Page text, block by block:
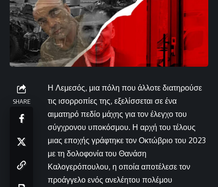
SHARE
Η Λεμεσός, μια πόλη που άλλοτε διατηρούσε
τις ισορροπίες της, εξελίσσεται σε ένα
αιματηρό πεδίο μάχης για τον έλεγχο του
σύγχρονου υποκόσμου. Η αρχή του τέλους
μιας εποχής γράφτηκε τον Οκτώβριο του 2023
με τη δολοφονία του Θανάση
Καλογερόπουλου, η οποία αποτέλεσε τον
προάγγελο ενός ανελέητου πολέμου